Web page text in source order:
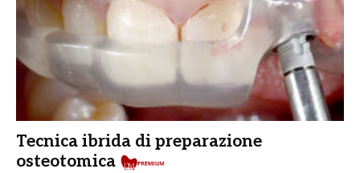
Tecnica ibrida di preparazione
osteotomica